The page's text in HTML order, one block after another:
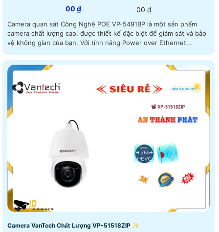
00 ₫ 00 ₫
Camera quan sát Công Nghệ POE VP-5491BP là một sản phẩm
camera chất lượng cao, được thiết kế đặc biệt để giám sát và bảo
vệ không gian của bạn. Với tính năng Power over Ethernet...
Camera VanTech Chất Lượng VP-51518ZIP ✨